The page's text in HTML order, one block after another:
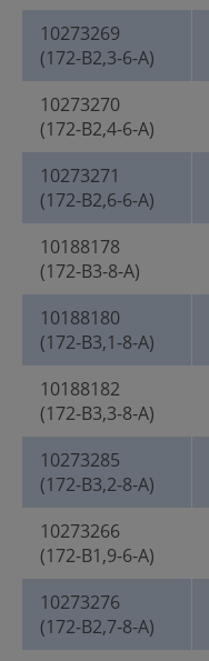
10273269
(172-B2,3-6-A)
10273270
(172-B2,4-6-A)
10273271
(172-B2,6-6-A)
10188178
(172-B3-8-A)
10188180
(172-B3,1-8-A)
10188182
(172-B3,3-8-A)
10273285
(172-B3,2-8-A)
10273266
(172-B1,9-6-A)
10273276
(172-B2,7-8-A)